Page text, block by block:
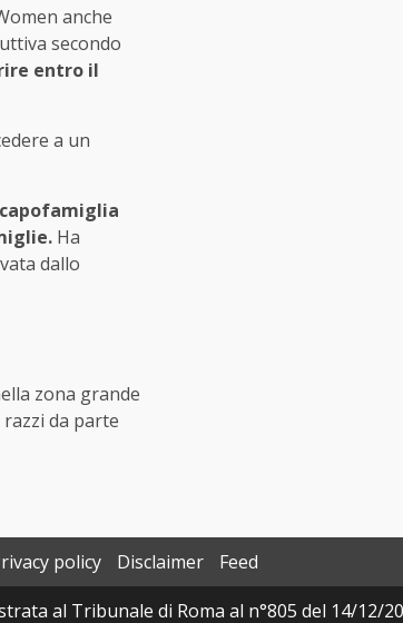
anche
secondo
entro il
a un
Ha
dallo
zona grande
da parte
policy Disclaimer
Feed
al Tribunale di Roma al n°805 del 14/12/